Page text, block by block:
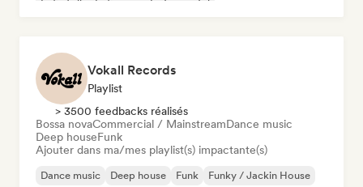
Vokall Records
Playlist
> 3500 feedbacks réalisés
Bossa novaCommercial / MainstreamDance music
Deep houseFunk
Ajouter dans ma/mes playlist(s) impactante(s)
Dance music Deep house Funk
Funky / Jackin House